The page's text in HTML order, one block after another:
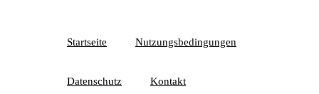
Startseite Nutzungsbedingungen
Datenschutz Kontakt